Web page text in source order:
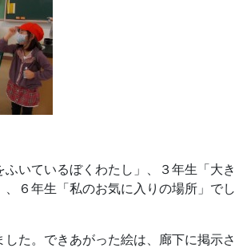
いているぼくわたし」、３年生「大き
６年生「私のお気に入りの場所」でし
た。できあがった絵は、廊下に掲示さ